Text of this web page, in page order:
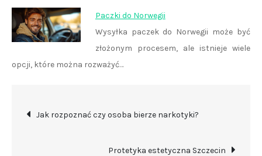
Paczki do Norwegii
Wysyłka paczek do Norwegii może być
złożonym procesem, ale istnieje wiele
opcji, które można rozważyć…
Nawigacja
Jak rozpoznać czy osoba bierze narkotyki?
Protetyka estetyczna Szczecin